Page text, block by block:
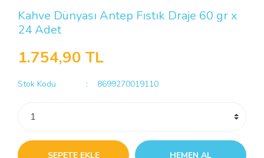
Kahve Dünyası Antep Fıstık Draje 60 gr x
24 Adet
1.754,90 TL
Stok Kodu 8699270019110
SEPETE EKLE HEMEN AL